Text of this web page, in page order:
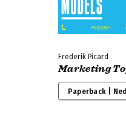
Frederik Picard
Marketing
Paperback |